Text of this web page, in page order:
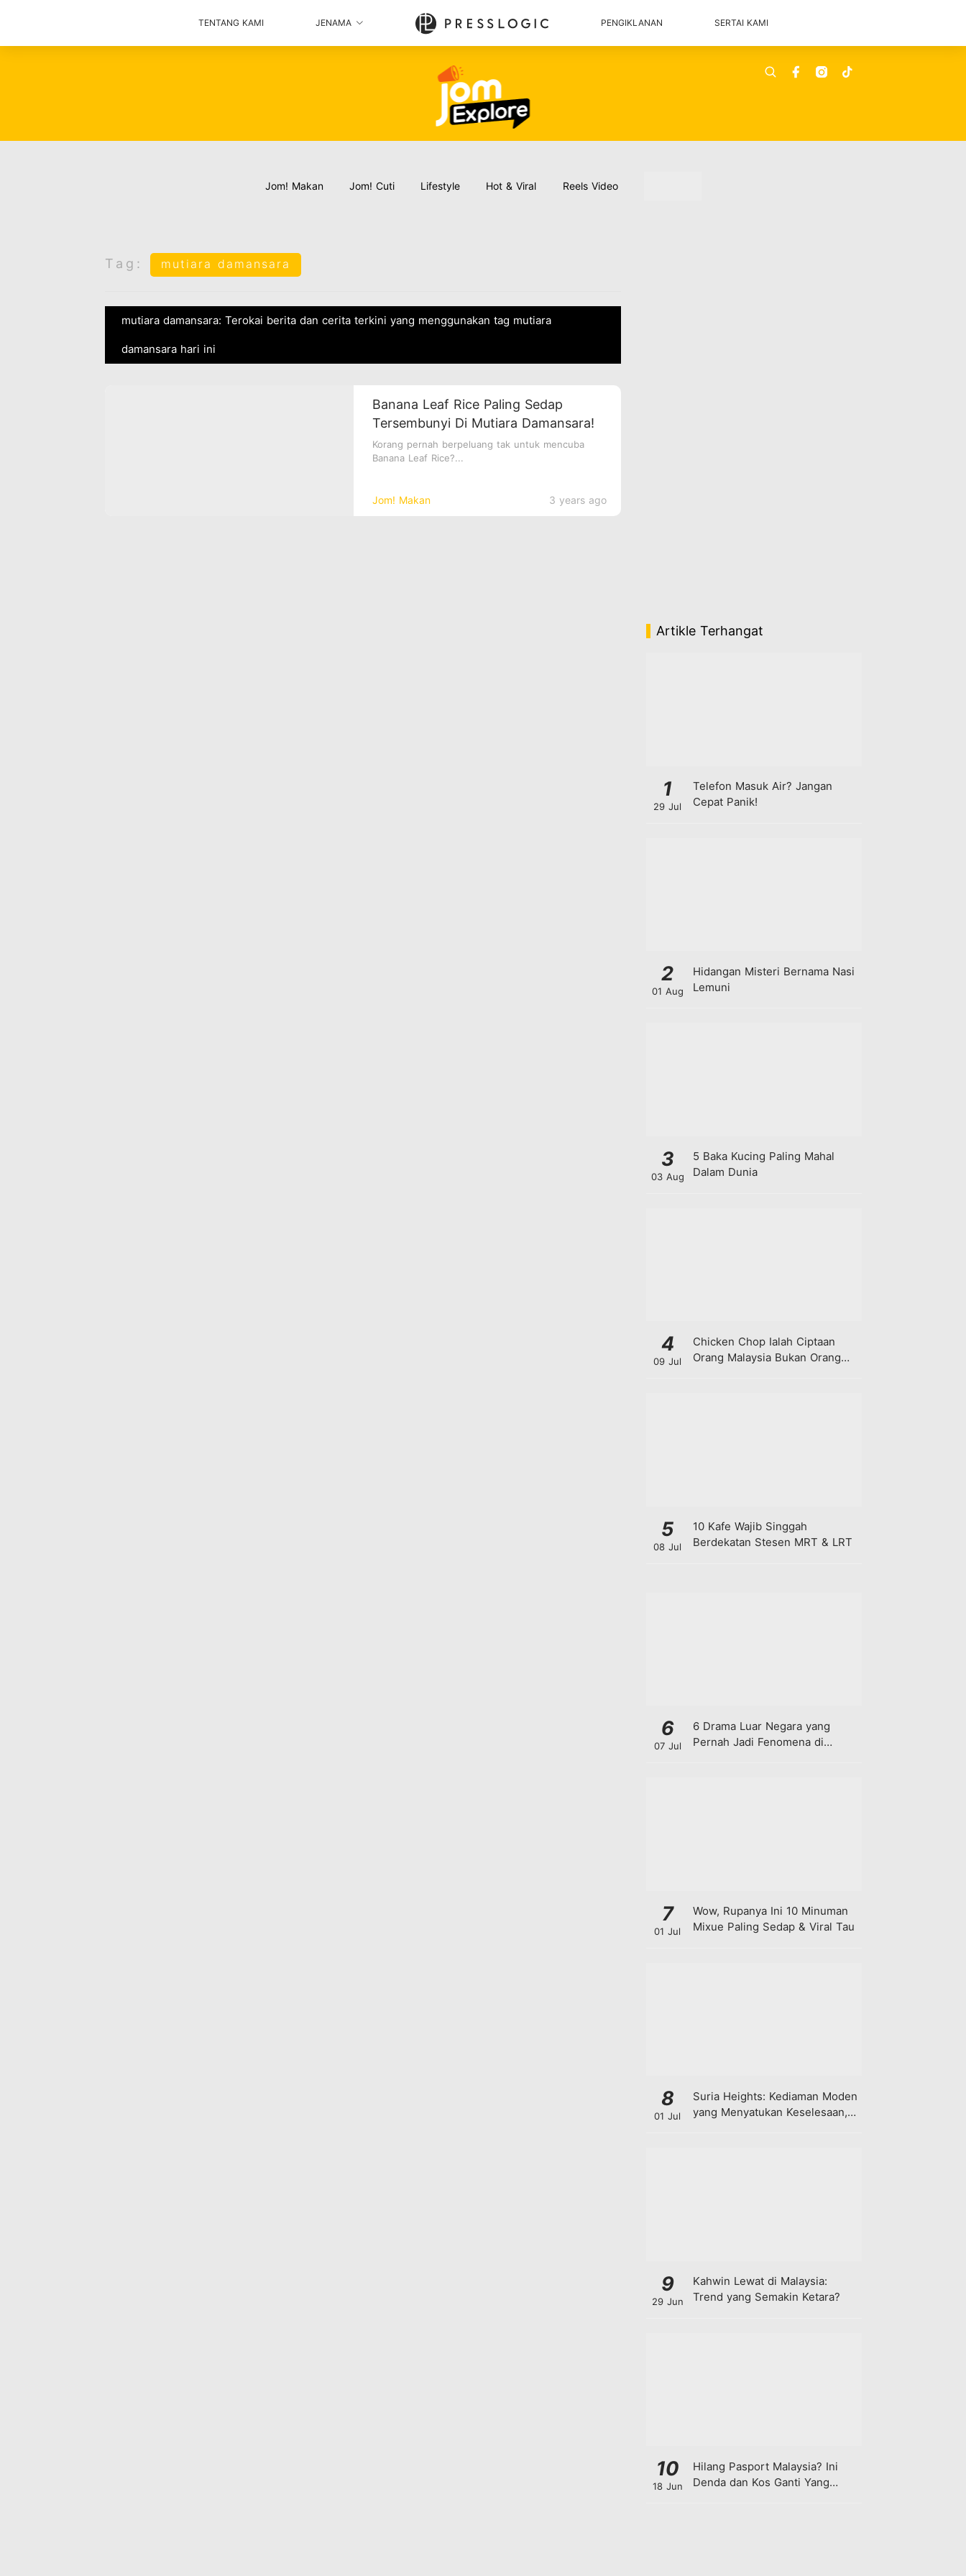
TENTANG KAMI JENAMA PENGIKLANAN SERTAI KAMI
Jom! Makan Jom! Cuti Lifestyle Hot & Viral Reels Video
Tag: mutiara damansara
mutiara damansara: Terokai berita dan cerita terkini yang menggunakan tag mutiara
damansara hari ini
Jom! Makan 3 years ago
Banana Leaf Rice Paling Sedap
Tersembunyi Di Mutiara Damansara!
Korang pernah berpeluang tak untuk mencuba
Banana Leaf Rice?...
Artikle Terhangat
1
29 Jul
Telefon Masuk Air? Jangan
Cepat Panik!
2
01 Aug
Hidangan Misteri Bernama Nasi
Lemuni
3
03 Aug
5 Baka Kucing Paling Mahal
Dalam Dunia
4
09 Jul
Chicken Chop Ialah Ciptaan
Orang Malaysia Bukan Orang
5
08 Jul
10 Kafe Wajib Singgah
Berdekatan Stesen MRT & LRT
6
07 Jul
6 Drama Luar Negara yang
Pernah Jadi Fenomena di
7
01 Jul
Wow, Rupanya Ini 10 Minuman
Mixue Paling Sedap & Viral Tau
8
01 Jul
Suria Heights: Kediaman Moden
yang Menyatukan Keselesaan,
9
29 Jun
Kahwin Lewat di Malaysia:
Trend yang Semakin Ketara?
10
18 Jun
Hilang Pasport Malaysia? Ini
Denda dan Kos Ganti Yang